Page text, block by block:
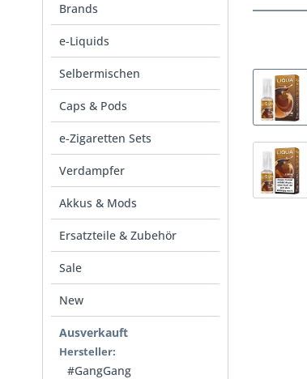
Brands
e-Liquids
Selbermischen
Caps & Pods
e-Zigaretten Sets
Verdampfer
Akkus & Mods
Ersatzteile & Zubehör
Sale
New
Ausverkauft
Hersteller:
#GangGang